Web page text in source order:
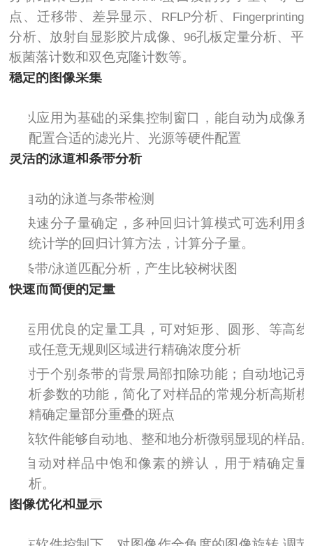
点、迁移带、差异显示、
RFLP分析、 Fingerprinting
分析、放射自显影胶片成像、 96孔板定量分析、平
板菌落计数和双色克隆计数等。
稳定的图像采集
以应用为基础的采集控制窗口，能自动为成像系
配置合适的滤光片、光源等硬件配置
灵活的泳道和条带分析
自动的泳道与条带检测
快速分子量确定，多种回归计算模式可选利用多
统计学的回归计算方法，计算分子量。
条带/泳道匹配分析，产生比较树状图
快速而简便的定量
运用优良的定量工具，可对矩形、圆形、等高线
或任意无规则区域进行精确浓度分析
对于个别条带的背景局部扣除功能；自动地记录
析参数的功能，简化了对样品的常规分析高斯模
精确定量部分重叠的斑点
该软件能够自动地、整和地分析微弱显现的样品
自动对样品中饱和像素的辨认，用于精确定量
析。
图像优化和显示